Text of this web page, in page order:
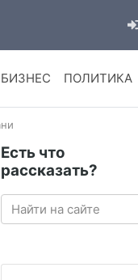
БИЗНЕС ПОЛИТИКА
Есть что
рассказать?